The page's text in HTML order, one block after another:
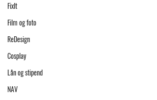
FixIt
Film og foto
ReDesign
Cosplay
Lån og stipend
NAV